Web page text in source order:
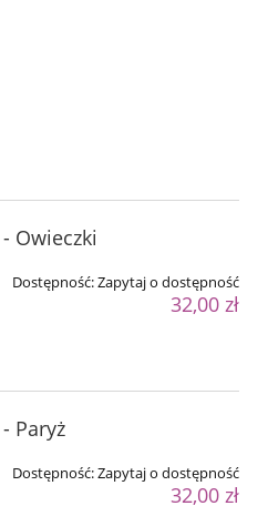
Owieczki
Dostępność:Zapytaj o dostępność
32,00 zł
Paryż
Dostępność:Zapytaj o dostępność
32,00 zł